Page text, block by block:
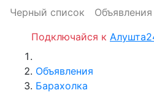
Черный список Объявления
Подключайся к
Объявления
Барахолка